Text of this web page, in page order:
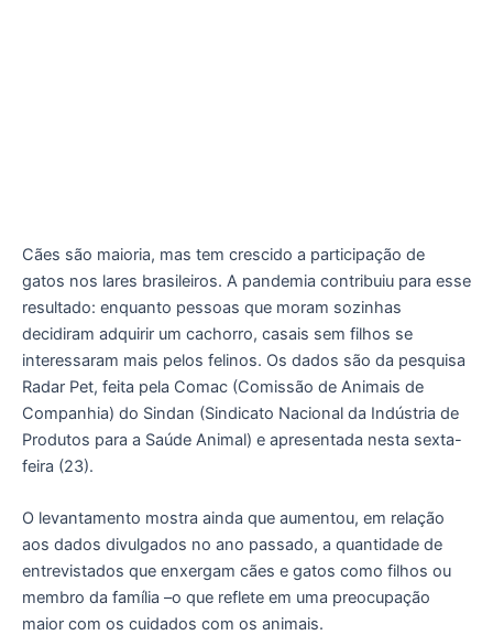
Cães são maioria, mas tem crescido a participação de
gatos nos lares brasileiros. A pandemia contribuiu para esse
resultado: enquanto pessoas que moram sozinhas
decidiram adquirir um cachorro, casais sem filhos se
interessaram mais pelos felinos. Os dados são da pesquisa
Radar Pet, feita pela Comac (Comissão de Animais de
Companhia) do Sindan (Sindicato Nacional da Indústria de
Produtos para a Saúde Animal) e apresentada nesta sexta-
feira (23).
O levantamento mostra ainda que aumentou, em relação
aos dados divulgados no ano passado, a quantidade de
entrevistados que enxergam cães e gatos como filhos ou
membro da família –o que reflete em uma preocupação
maior com os cuidados com os animais.